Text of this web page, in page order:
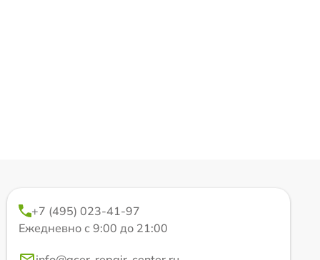
+7 (495) 023-41-97
Ежедневно с 9:00 до 21:00